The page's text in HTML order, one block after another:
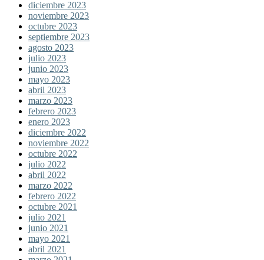
diciembre 2023
noviembre 2023
octubre 2023
septiembre 2023
agosto 2023
julio 2023
junio 2023
mayo 2023
abril 2023
marzo 2023
febrero 2023
enero 2023
diciembre 2022
noviembre 2022
octubre 2022
julio 2022
abril 2022
marzo 2022
febrero 2022
octubre 2021
julio 2021
junio 2021
mayo 2021
abril 2021